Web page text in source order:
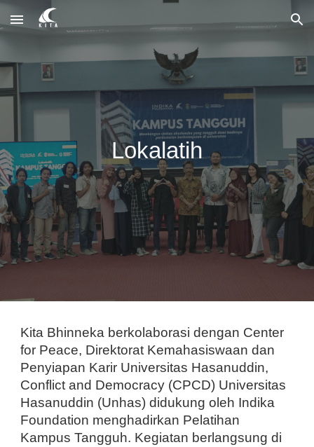
Skip to main content Skip to navigation
Lokalatih
Kita Bhinneka berkolaborasi dengan Center
for Peace, Direktorat Kemahasiswaan dan
Penyiapan Karir Universitas Hasanuddin,
Conflict and Democracy (CPCD) Universitas
Hasanuddin (Unhas) didukung oleh Indika
Foundation menghadirkan Pelatihan
Kampus Tangguh. Kegiatan berlangsung di